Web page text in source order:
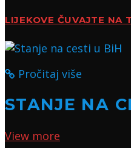
LIJEKOVE ČUVAJTE NA
Pročitaj više
STANJE NA
View more